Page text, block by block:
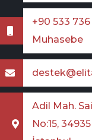
+90 533 736
Muhasebe
Adil Mah.
No:15,